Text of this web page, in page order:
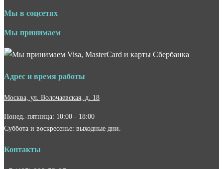
Мы в соцсетях
Мы принимаем
Адрес и время работы
Москва, ул. Волочаевская, д. 18
Понед.-пятница: 10:00 - 18:00
Суббота и воскресенье: выходные дни.
Контакты